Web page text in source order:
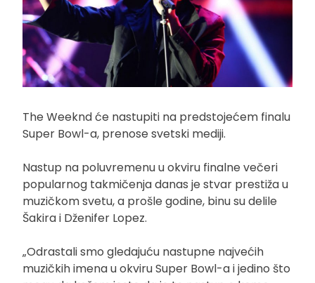
The Weeknd će nastupiti na predstojećem finalu
Super Bowl-a, prenose svetski mediji.
Nastup na poluvremenu u okviru finalne večeri
popularnog takmičenja danas je stvar prestiža u
muzičkom svetu, a prošle godine, binu su delile
Šakira i Dženifer Lopez.
„Odrastali smo gledajuću nastupne najvećih
muzičkih imena u okviru Super Bowl-a i jedino što